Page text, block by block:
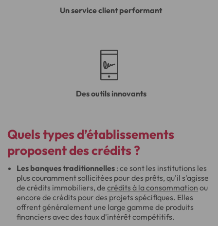
Un service client performant
Des outils innovants
Quels types d’établissements
proposent des crédits ?
Les banques traditionnelles : ce sont les institutions les
plus couramment sollicitées pour des prêts, qu'il s'agisse
de crédits immobiliers, decrédits à la consommation ou
encore de crédits pour des projets spécifiques. Elles
offrent généralement une large gamme de produits
financiers avec des taux d'intérêt compétitifs.